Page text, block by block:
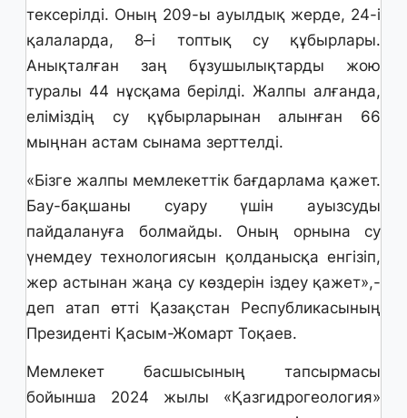
тексерілді. Оның 209-ы ауылдық жерде, 24-і
қалаларда, 8–і топтық су құбырлары.
Анықталған заң бұзушылықтарды жою
туралы 44 нұсқама берілді. Жалпы алғанда,
еліміздің су құбырларынан алынған 66
мыңнан астам сынама зерттелді.
«Бізге жалпы мемлекеттік бағдарлама қажет.
Бау-бақшаны суару үшін ауызсуды
пайдалануға болмайды. Оның орнына су
үнемдеу технологиясын қолданысқа енгізіп,
жер астынан жаңа су көздерін іздеу қажет»,-
деп атап өтті Қазақстан Республикасының
Президенті Қасым-Жомарт Тоқаев.
Мемлекет басшысының тапсырмасы
бойынша 2024 жылы «Қазгидрогеология»